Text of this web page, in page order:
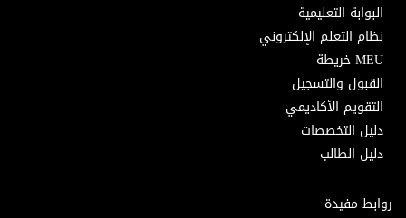
البوابة التعليمية
نظام التعلم الإلكتروني
MEU خريطة
القبول والتسجيل
التقويم الأكاديمي
دليل التخصصات
دليل الطالب
روابط مفيدة